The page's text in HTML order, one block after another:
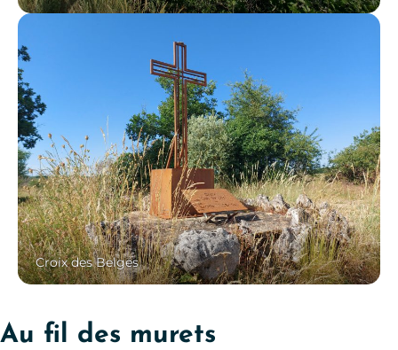
Croix des Belges
Au fil des murets